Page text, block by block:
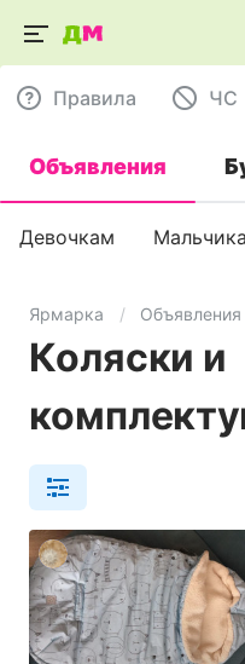
Правила ЧC
Объявления
Девочкам
Ярмарка Объявления
Коляски и